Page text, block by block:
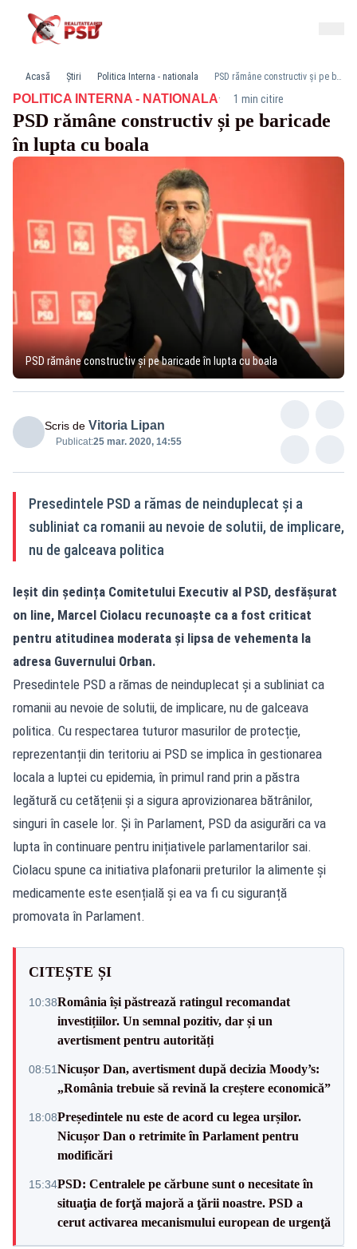
Acasă Știri Politica Interna - nationala PSD rămâne constructiv și pe baricade în lupta cu boala
POLITICA INTERNA - NATIONALA· 1 min citire
PSD rămâne constructiv și pe baricade
în lupta cu boala
PSD rămâne constructiv și pe baricade în lupta cu boala
Scris de Vitoria Lipan
Publicat:25 mar. 2020, 14:55
Presedintele PSD a rămas de neinduplecat și a
subliniat ca romanii au nevoie de solutii, de implicare,
nu de galceava politica
Ieșit din ședința Comitetului Executiv al PSD, desfășurat
on line, Marcel Ciolacu recunoaște ca a fost criticat
pentru atitudinea moderata și lipsa de vehementa la
adresa Guvernului Orban.
Presedintele PSD a rămas de neinduplecat și a subliniat ca
romanii au nevoie de solutii, de implicare, nu de galceava
politica. Cu respectarea tuturor masurilor de protecție,
reprezentanții din teritoriu ai PSD se implica în gestionarea
locala a luptei cu epidemia, în primul rand prin a păstra
legătură cu cetățenii și a sigura aprovizionarea bătrânilor,
singuri în casele lor. Și în Parlament, PSD da asigurări ca va
lupta în continuare pentru inițiativele parlamentarilor sai.
Ciolacu spune ca initiativa plafonarii preturilor la alimente și
medicamente este esențială și ea va fi cu siguranță
promovata în Parlament.
CITEȘTE ȘI
10:38România își păstrează ratingul recomandat
investițiilor. Un semnal pozitiv, dar și un
avertisment pentru autorități
08:51Nicușor Dan, avertisment după decizia Moody’s:
„România trebuie să revină la creștere economică”
18:08Președintele nu este de acord cu legea urșilor.
Nicușor Dan o retrimite în Parlament pentru
modificări
15:34PSD: Centralele pe cărbune sunt o necesitate în
situaţia de forţă majoră a ţării noastre. PSD a
cerut activarea mecanismului european de urgenţă